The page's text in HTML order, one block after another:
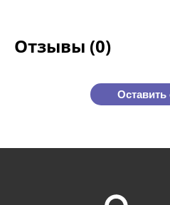
Отзывы (0)
Оставить